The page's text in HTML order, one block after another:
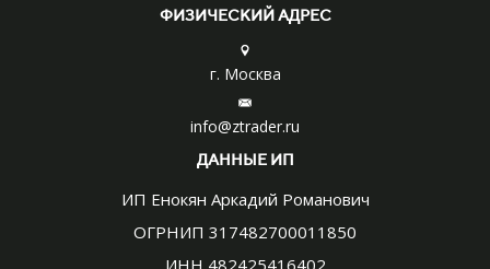
ФИЗИЧЕСКИЙ АДРЕС
г. Москва
info@ztrader.ru
ДАННЫЕ ИП
ИП Енокян Аркадий Романович
ОГРНИП 317482700011850
ИНН 482425416402